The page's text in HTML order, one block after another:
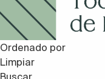
Ordenado por
Limpiar
Buscar